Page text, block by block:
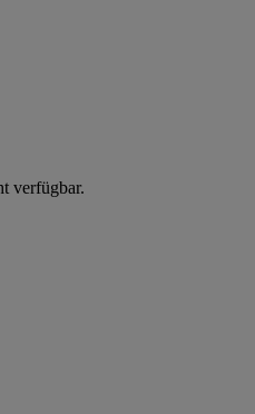
verfügbar.